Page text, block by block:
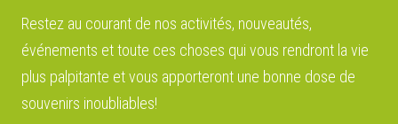
Restez au courant de nos activités, nouveautés,
événements et toute ces choses qui vous rendront la vie
plus palpitante et vous apporteront une bonne dose de
souvenirs inoubliables!